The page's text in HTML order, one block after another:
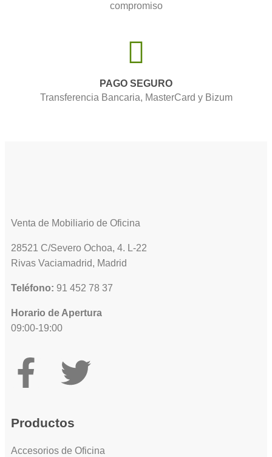
compromiso
PAGO SEGURO
Transferencia Bancaria, MasterCard y Bizum
Venta de Mobiliario de Oficina
28521 C/Severo Ochoa, 4. L-22
Rivas Vaciamadrid, Madrid
Teléfono: 91 452 78 37
Horario de Apertura
09:00-19:00
Productos
Accesorios de Oficina